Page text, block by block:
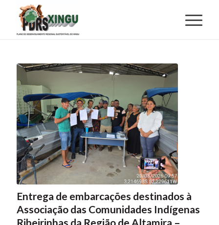
Entrega de embarcações destinados à
Associação das Comunidades Indígenas
Ribeirinhas da Região de Altamira –